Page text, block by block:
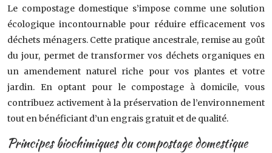
Le compostage domestique s’impose comme une solution
écologique incontournable pour réduire efficacement vos
déchets ménagers. Cette pratique ancestrale, remise au goût
du jour, permet de transformer vos déchets organiques en
un amendement naturel riche pour vos plantes et votre
jardin. En optant pour le compostage à domicile, vous
contribuez activement à la préservation de l’environnement
tout en bénéficiant d’un engrais gratuit et de qualité.
Principes biochimiques du compostage domestique